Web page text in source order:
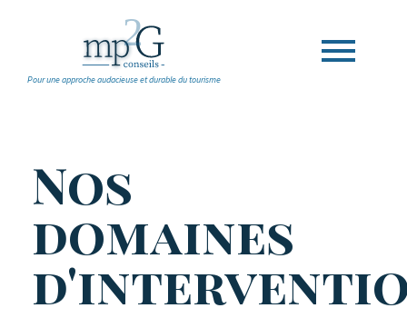
Pour une approche audacieuse et durable du tourisme
Nos
domaines